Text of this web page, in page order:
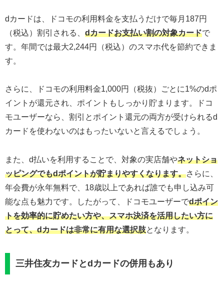
dカードは、ドコモの利用料金を支払うだけで毎月187円
（税込）割引される、 dカードお支払い割の対象カードで
す。年間では最大2,244円（税込）のスマホ代を節約できま
す。
さらに、ドコモの利用料金1,000円（税抜）ごとに1%のdポ
イントが還元され、ポイントもしっかり貯まります。ドコ
モユーザーなら、割引とポイント還元の両方が受けられるd
カードを使わないのはもったいないと言えるでしょう。
また、d払いを利用することで、対象の実店舗やネットショ
ッピングでもdポイントが貯まりやすくなります。さらに、
年会費が永年無料で、18歳以上であれば誰でも申し込み可
能な点も魅力です。したがって、ドコモユーザーでdポイン
トを効率的に貯めたい方や、スマホ決済を活用したい方に
とって、dカードは非常に有用な選択肢となります。
三井住友カードとdカードの併用もあり